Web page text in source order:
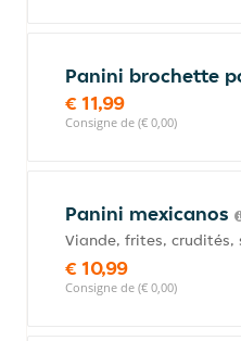
Panini brochette
€ 11,99
Consigne de (€ 0,00)
Panini mexicanos
Viande, frites, crudités,
€ 10,99
Consigne de (€ 0,00)